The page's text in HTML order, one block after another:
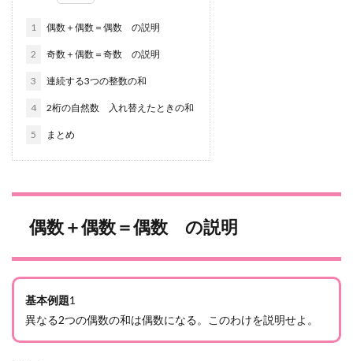
1 偶数＋偶数＝偶数 の説明
2 奇数＋偶数＝奇数 の説明
3 連続する3つの整数の和
4 2桁の自然数 入れ替えたときの和
5 まとめ
偶数＋偶数＝偶数 の説明
基本例題1
異なる2つの偶数の和は偶数になる。このわけを説明せよ。